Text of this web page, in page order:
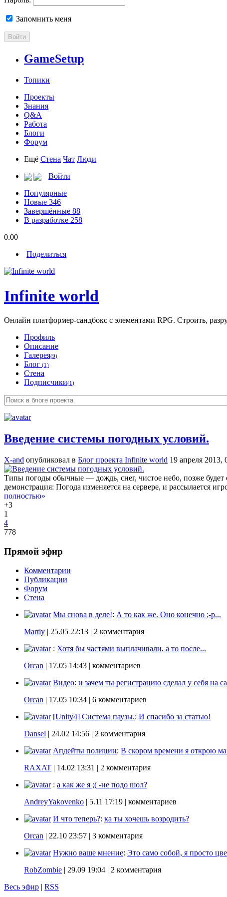
Запомнить меня
Войти
GameSetup
Топики
Проекты
Знания
Q&A
Работа
Блоги
Форум
Ещё Стена Чат Люди
Войти
Популярные
Новые 346
Завершённые 88
В разработке 258
0.00
Поделиться
Infinite world
Онлайн платформер-сандбокс с элементами RPG. Строить,
Профиль
Описание
Галерея(9)
Блог (1)
Стена
Подписчики(1)
Введение системы погодных условий.
X-and опубликовал в Блог проекта Infinite world 19 апреля 2013,
Типы погоды обычные — дождь, снег, чистое небо, позже
демонстрация: Погода изменяется на сервере, и рассылается
полностью»
+3
1
4
778
Прямой эфир
Комментарии
Публикации
Форум
Стена
Мы снова в деле!: А то как же. Оно конечно ;-p...
Martiy | 25.05 22:13 | 2 комментария
: Хотя бы частями выплачивали, а то после...
Orcan | 17.05 14:43 | комментариев
Видео: и зачем ты регистрацию сделал у себя на
Orcan | 17.05 10:34 | 6 комментариев
[Unity4] Система паузы.: И спасибо за статью!
Dansel | 24.02 14:56 | 2 комментария
Апдейты полиции: В скором времени я открою
RAXAT | 14.02 13:31 | 2 комментария
: а как же я ;( -не подо шол?
AndreyYakovenko | 5.11 17:19 | комментариев
И что теперь?: ка ты хочешь возродить?
Orcan | 22.10 23:57 | 3 комментария
Нужно ваше мнение: Это само собой, я просто
RobZombie | 29.09 19:04 | 2 комментария
Весь эфир | RSS